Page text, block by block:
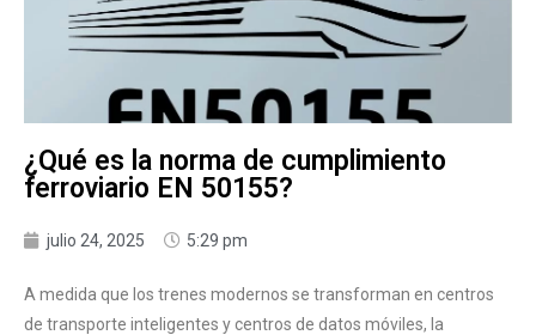
¿Qué es la norma de cumplimiento
ferroviario EN 50155?
julio 24, 2025 5:29 pm
A medida que los trenes modernos se transforman en centros
de transporte inteligentes y centros de datos móviles, la